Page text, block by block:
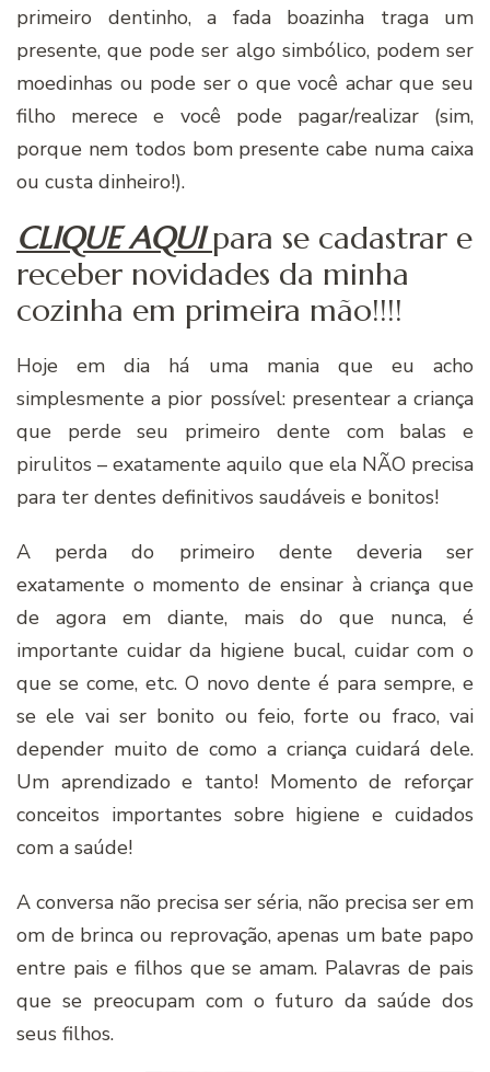
primeiro dentinho, a fada boazinha traga um
presente, que pode ser algo simbólico, podem ser
moedinhas ou pode ser o que você achar que seu
filho merece e você pode pagar/realizar (sim,
porque nem todos bom presente cabe numa caixa
ou custa dinheiro!).
CLIQUE AQUI para se cadastrar e
receber novidades da minha
cozinha em primeira mão!!!!
Hoje em dia há uma mania que eu acho
simplesmente a pior possível: presentear a criança
que perde seu primeiro dente com balas e
pirulitos – exatamente aquilo que ela NÃO precisa
para ter dentes definitivos saudáveis e bonitos!
A perda do primeiro dente deveria ser
exatamente o momento de ensinar à criança que
de agora em diante, mais do que nunca, é
importante cuidar da higiene bucal, cuidar com o
que se come, etc. O novo dente é para sempre, e
se ele vai ser bonito ou feio, forte ou fraco, vai
depender muito de como a criança cuidará dele.
Um aprendizado e tanto! Momento de reforçar
conceitos importantes sobre higiene e cuidados
com a saúde!
A conversa não precisa ser séria, não precisa ser em
om de brinca ou reprovação, apenas um bate papo
entre pais e filhos que se amam. Palavras de pais
que se preocupam com o futuro da saúde dos
seus filhos.